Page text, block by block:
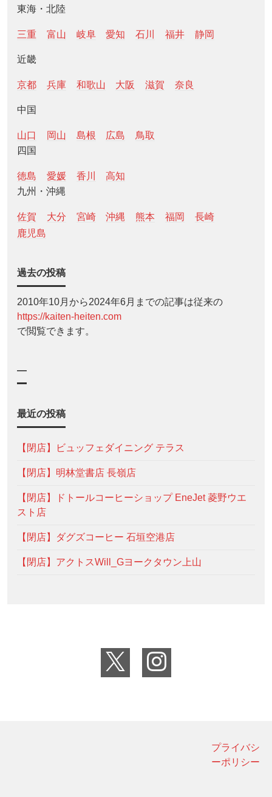
東海・北陸
三重 富山 岐阜 愛知 石川 福井 静岡
近畿
京都 兵庫 和歌山 大阪 滋賀 奈良
中国
山口 岡山 島根 広島
鳥取
四国
徳島 愛媛 香川
高知
九州・沖縄
佐賀 大分 宮崎 沖縄 熊本 福岡
長崎
鹿児島
過去の投稿
2010年10月から2024年6月までの記事は従来の
https://kaiten-heiten.com
で閲覧できます。
—
最近の投稿
【閉店】ビュッフェダイニング テラス
【閉店】明林堂書店 長嶺店
【閉店】ドトールコーヒーショップ EneJet 菱野ウエ
スト店
【閉店】ダグズコーヒー 石垣空港店
【閉店】アクトスWill_Gヨークタウン上山
プライバシ
ーポリシー